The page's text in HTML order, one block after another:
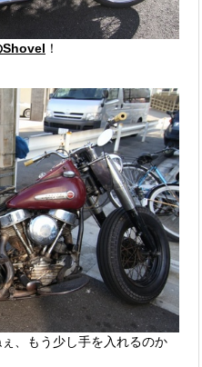
Shovel ！
、もう少し手を入れるのか